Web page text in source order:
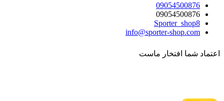
09054500876
09054500876
Sporter_shop8
info@sporter-shop.com
اعتماد شما افتخار ماست